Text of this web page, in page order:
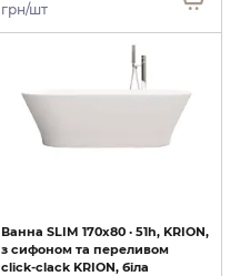
грн/шт
Ванна SLIM 170x80 · 51h, KRION,
з сифоном та переливом
сlick-clack KRION, біла